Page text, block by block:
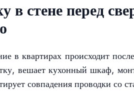
в стене перед
в квартирах происходит
вешает кухонный шкаф,
совпадения проводки со